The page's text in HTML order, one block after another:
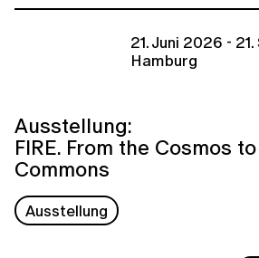
21. Juni 2026 -
Hamburg
Ausstellung:
FIRE. From the Cosmos
Commons
Ausstellung